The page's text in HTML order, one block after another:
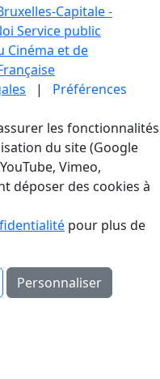
Capitale -
Service public
Cinéma et de
| Préférences
les fonctionnalités
du site (Google
Vimeo,
déposer des cookies à
pour plus de
Personnaliser